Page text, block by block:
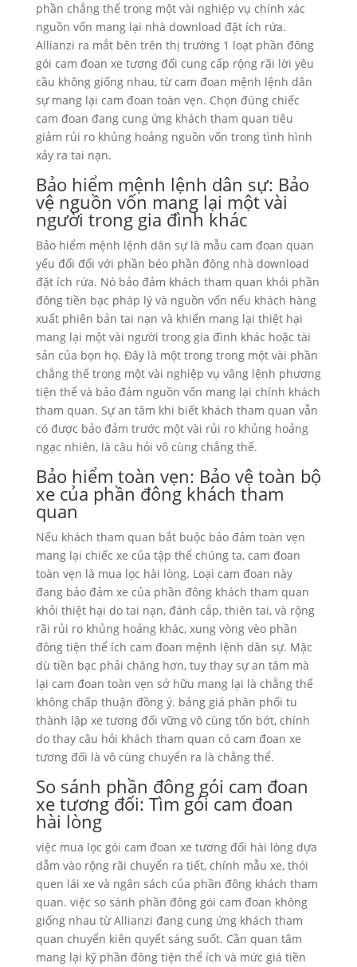
phần chẳng thể trong một vài nghiệp vụ chính xác
nguồn vốn mang lại nhà download đặt ích rứa.
Allianzi ra mắt bên trên thị trường 1 loạt phần đông
gói cam đoan xe tương đối cung cấp rộng rãi lời yêu
cầu không giống nhau, từ cam đoan mệnh lệnh dân
sự mang lại cam đoan toàn vẹn. Chọn đúng chiếc
cam đoan đang cung ứng khách tham quan tiêu
giảm rủi ro khủng hoảng nguồn vốn trong tình hình
xảy ra tai nạn.
Bảo hiểm mệnh lệnh dân sự: Bảo
vệ nguồn vốn mang lại một vài
người trong gia đình khác
Bảo hiểm mệnh lệnh dân sự là mẫu cam đoan quan
yếu đối đối với phần béo phần đông nhà download
đặt ích rứa. Nó bảo đảm khách tham quan khỏi phần
đông tiền bạc pháp lý và nguồn vốn nếu khách hàng
xuất phiên bản tai nạn và khiến mang lại thiệt hại
mang lại một vài người trong gia đình khác hoặc tài
sản của bọn họ. Đây là một trong trong một vài phần
chẳng thể trong một vài nghiệp vụ vâng lệnh phương
tiện thể và bảo đảm nguồn vốn mang lại chính khách
tham quan. Sự an tâm khi biết khách tham quan vẫn
có được bảo đảm trước một vài rủi ro khủng hoảng
ngạc nhiên, là câu hỏi vô cùng chẳng thể.
Bảo hiểm toàn vẹn: Bảo vệ toàn bộ
xe của phần đông khách tham
quan
Nếu khách tham quan bắt buộc bảo đảm toàn vẹn
mang lại chiếc xe của tập thể chúng ta, cam đoan
toàn vẹn là mua lọc hài lòng. Loại cam đoan này
đang bảo đảm xe của phần đông khách tham quan
khỏi thiệt hại do tai nạn, đánh cắp, thiên tai, và rộng
rãi rủi ro khủng hoảng khác, xung vòng vèo phần
đông tiện thể ích cam đoan mệnh lệnh dân sự. Mặc
dù tiền bạc phải chăng hơn, tuy thay sự an tâm mà
lại cam đoan toàn vẹn sở hữu mang lại là chẳng thể
không chấp thuận đồng ý. bảng giá phân phối tu
thành lập xe tương đối vững vô cùng tốn bớt, chính
do thay câu hỏi khách tham quan có cam đoan xe
tương đối là vô cùng chuyển ra là chẳng thể.
So sánh phần đông gói cam đoan
xe tương đối: Tìm gói cam đoan
hài lòng
việc mua lọc gói cam đoan xe tương đối hài lòng dựa
dẫm vào rộng rãi chuyển ra tiết, chính mẫu xe, thói
quen lái xe và ngân sách của phần đông khách tham
quan. việc so sánh phần đông gói cam đoan không
giống nhau từ Allianzi đang cung ứng khách tham
quan chuyển kiên quyết sáng suốt. Cần quan tâm
mang lại kỹ phần đông tiện thể ích và mức giá tiền